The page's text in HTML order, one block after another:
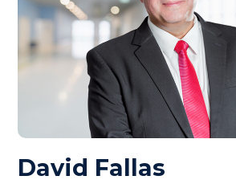
David Fallas